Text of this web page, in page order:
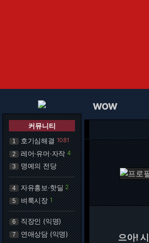
커뮤니티
1 호기심해결 1081
2 레어·유머·자작 4
3 명예의 전당
4 자유홍보·핫딜 2
5 벼룩시장 1
6 직장인 (익명)
7 연애상담 (익명)
WOW
으아!